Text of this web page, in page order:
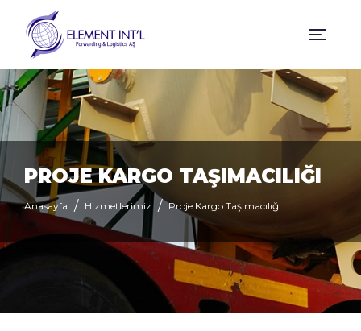
PROJE KARGO TAŞIMACILIĞI
Anasayfa Hizmetlerimiz Proje Kargo Taşımacılığı